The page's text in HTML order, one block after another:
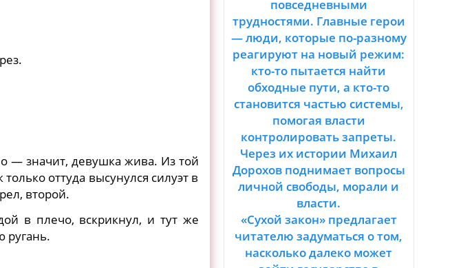
— значит, девушка жива. Из той
оттуда высунулся силуэт в
второй.
в плечо, вскрикнул, и тут же
ругань.
повседневными
трудностями. Главные герои
— люди, которые по-разному
реагируют на новый режим:
кто-то пытается найти
обходные пути, а кто-то
становится частью системы,
помогая власти
контролировать запреты.
Через их истории Михаил
Дорохов поднимает вопросы
личной свободы, морали и
власти.
«Сухой закон» предлагает
читателю задуматься о том,
насколько далеко может